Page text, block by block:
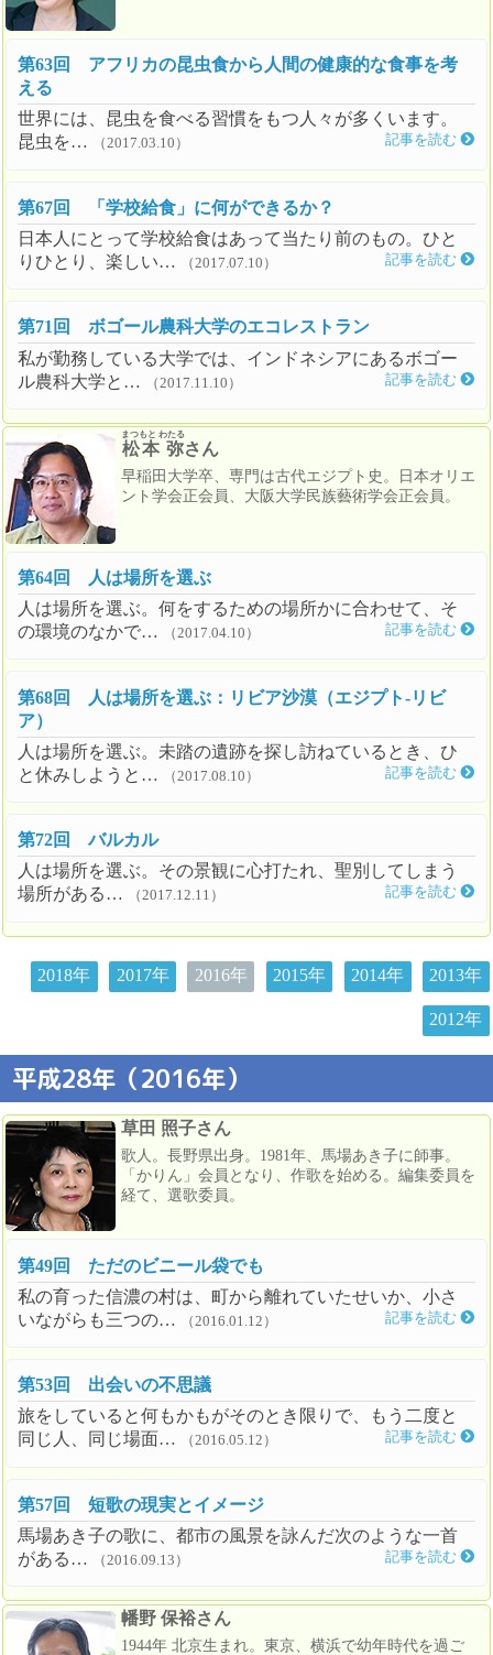
第63回 アフリカの昆虫食から人間の健康的な食事を考
える
世界には、昆虫を食べる習慣をもつ人々が多くいます。
昆虫を…
（2017.03.10） 記事を読む
第67回 「学校給食」に何ができるか？
日本人にとって学校給食はあって当たり前のもの。ひと
りひとり、楽しい…
（2017.07.10） 記事を読む
第71回 ボゴール農科大学のエコレストラン
私が勤務している大学では、インドネシアにあるボゴー
ル農科大学と…
（2017.11.10） 記事を読む
松本 弥
まつもと わたる
さん
早稲田大学卒、専門は古代エジプト史。日本オリエ
ント学会正会員、大阪大学民族藝術学会正会員。
第64回 人は場所を選ぶ
人は場所を選ぶ。何をするための場所かに合わせて、そ
の環境のなかで…
（2017.04.10） 記事を読む
第68回 人は場所を選ぶ：リビア沙漠（エジプト-リビ
ア）
人は場所を選ぶ。未踏の遺跡を探し訪ねているとき、ひ
と休みしようと…
（2017.08.10） 記事を読む
第72回 バルカル
人は場所を選ぶ。その景観に心打たれ、聖別してしまう
場所がある…
（2017.12.11） 記事を読む
2018年 2017年 2016年 2015年 2014年 2013年
2012年
平成28年（2016年）
草田 照子さん
歌人。長野県出身。1981年、馬場あき子に師事。
「かりん」会員となり、作歌を始める。編集委員を
経て、選歌委員。
第49回 ただのビニール袋でも
私の育った信濃の村は、町から離れていたせいか、小さ
いながらも三つの…
（2016.01.12） 記事を読む
第53回 出会いの不思議
旅をしていると何もかもがそのとき限りで、もう二度と
同じ人、同じ場面…
（2016.05.12） 記事を読む
第57回 短歌の現実とイメージ
馬場あき子の歌に、都市の風景を詠んだ次のような一首
がある…
（2016.09.13） 記事を読む
幡野 保裕さん
1944年 北京生まれ。東京、横浜で幼年時代を過ご